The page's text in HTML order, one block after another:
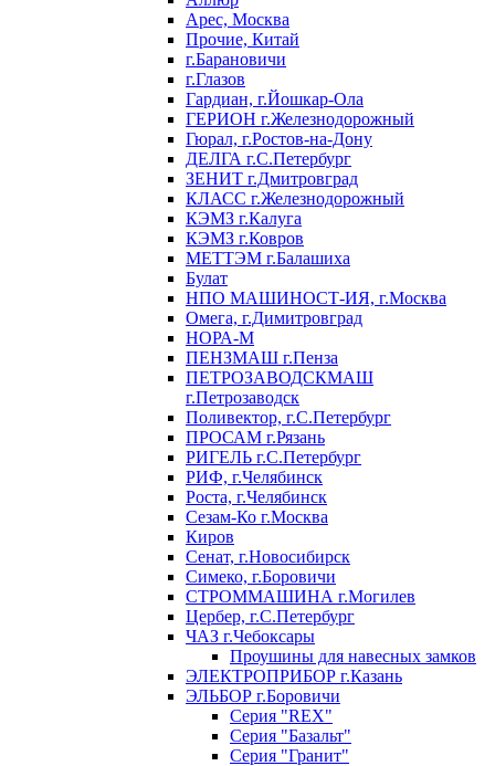
Арес, Москва
Прочие, Китай
г.Барановичи
г.Глазов
Гардиан, г.Йошкар-Ола
ГЕРИОН г.Железнодорожный
Гюрал, г.Ростов-на-Дону
ДЕЛГА г.С.Петербург
ЗЕНИТ г.Дмитровград
КЛАСС г.Железнодорожный
КЭМЗ г.Калуга
КЭМЗ г.Ковров
МЕТТЭМ г.Балашиха
Булат
НПО МАШИНОСТ-ИЯ, г.Москва
Омега, г.Димитровград
НОРА-М
ПЕНЗМАШ г.Пенза
ПЕТРОЗАВОДСКМАШ
г.Петрозаводск
Поливектор, г.С.Петербург
ПРОСАМ г.Рязань
РИГЕЛЬ г.С.Петербург
РИФ, г.Челябинск
Роста, г.Челябинск
Сезам-Ко г.Москва
Киров
Сенат, г.Новосибирск
Симеко, г.Боровичи
СТРОММАШИНА г.Могилев
Цербер, г.С.Петербург
ЧАЗ г.Чебоксары
Проушины для навесных замков
ЭЛЕКТРОПРИБОР г.Казань
ЭЛЬБОР г.Боровичи
Серия "REX"
Серия "Базальт"
Серия "Гранит"